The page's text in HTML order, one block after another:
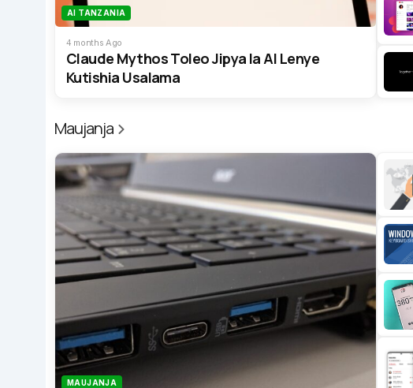
AI TANZANIA
4 months Ago
Claude Mythos Toleo Jipya la AI Lenye
Kutishia Usalama
Maujanja
MAUJANJA